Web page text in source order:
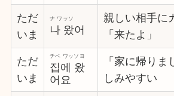
ただ
いま
나 왔어
ナ ワッソ
親しい相手に
「来たよ」
ただ
いま
집에 왔
어요
チベ ワッソヨ
「家に帰り
しみやすい